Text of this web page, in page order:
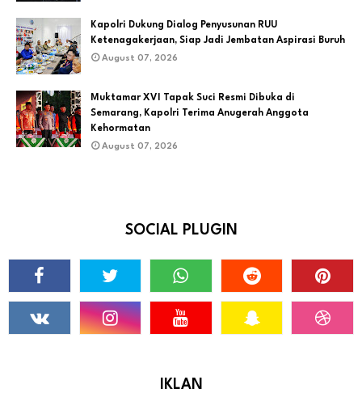
Kapolri Dukung Dialog Penyusunan RUU
Ketenagakerjaan, Siap Jadi Jembatan Aspirasi Buruh
August 07, 2026
Muktamar XVI Tapak Suci Resmi Dibuka di
Semarang, Kapolri Terima Anugerah Anggota
Kehormatan
August 07, 2026
SOCIAL PLUGIN
IKLAN